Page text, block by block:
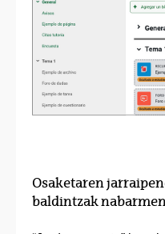
Osaketaren
baldintzak